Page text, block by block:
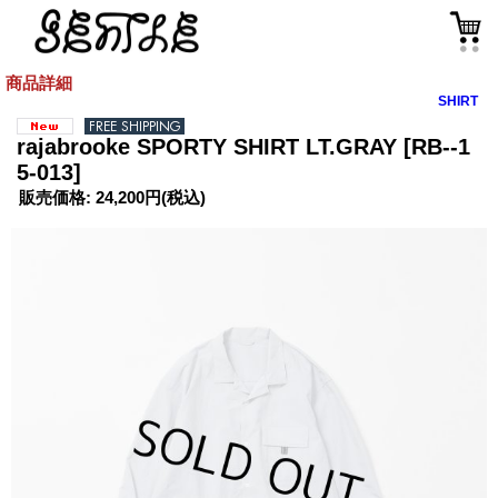
商品詳細
SHIRT
rajabrooke SPORTY SHIRT LT.GRAY [RB--1
5-013]
販売価格: 24,200円(税込)